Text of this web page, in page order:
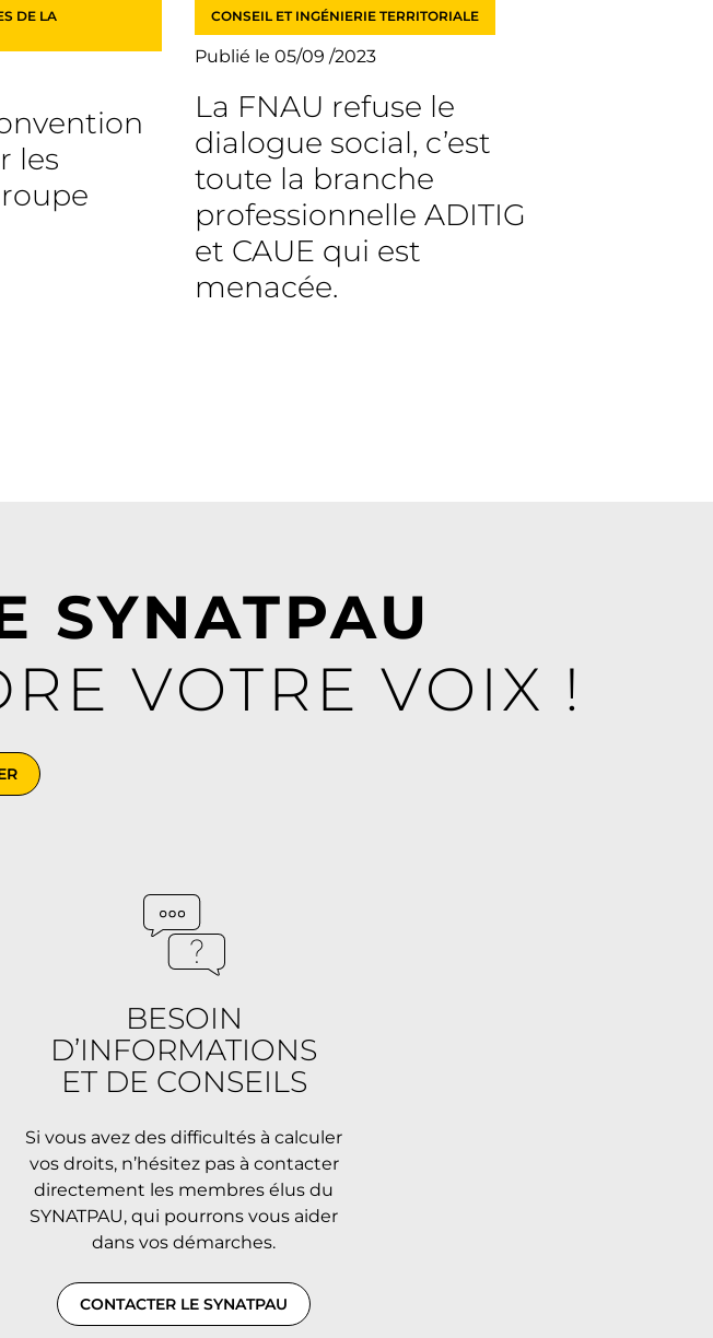
DE LA
les
CONSEIL ET INGÉNIERIE TERRITORIALE
Publié le 05/09 /2023
La FNAU refuse le
dialogue social, c’est
toute la branche
professionnelle ADITIG
et CAUE qui est
menacée.
SYNATPAU
VOTRE VOIX !
BESOIN
D’INFORMATIONS
ET DE CONSEILS
Si vous avez des difficultés à calculer
vos droits, n’hésitez pas à contacter
directement les membres élus du
SYNATPAU, qui pourrons vous aider
dans vos démarches.
CONTACTER LE SYNATPAU